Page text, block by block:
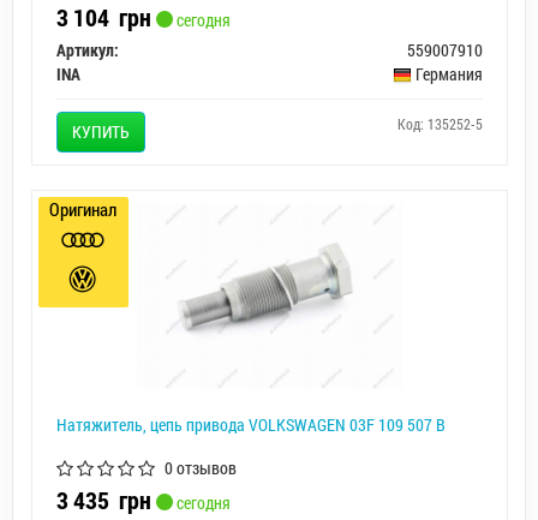
3 104 грн
сегодня
Артикул:
559007910
INA
Германия
КУПИТЬ Код: 135252-5
Натяжитель, цепь привода VOLKSWAGEN 03F 109 507 B
0 отзывов
3 435 грн
сегодня
Оригинал